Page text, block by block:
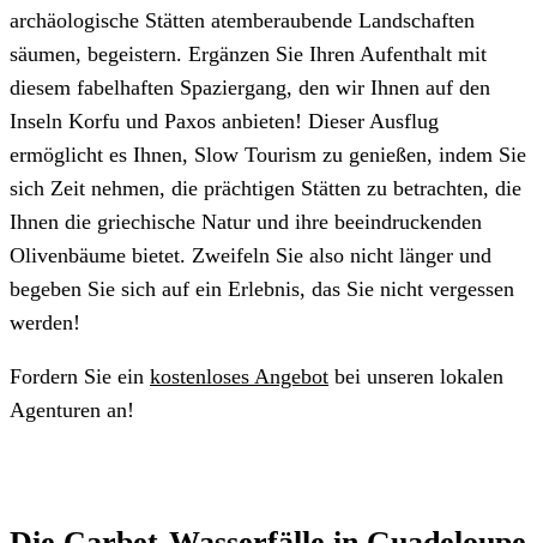
archäologische Stätten atemberaubende Landschaften
säumen, begeistern. Ergänzen Sie Ihren Aufenthalt mit
diesem fabelhaften Spaziergang, den wir Ihnen auf den
Inseln Korfu und Paxos anbieten! Dieser Ausflug
ermöglicht es Ihnen, Slow Tourism zu genießen, indem Sie
sich Zeit nehmen, die prächtigen Stätten zu betrachten, die
Ihnen die griechische Natur und ihre beeindruckenden
Olivenbäume bietet. Zweifeln Sie also nicht länger und
begeben Sie sich auf ein Erlebnis, das Sie nicht vergessen
werden!
Fordern Sie ein kostenloses Angebot bei unseren lokalen
Agenturen an!